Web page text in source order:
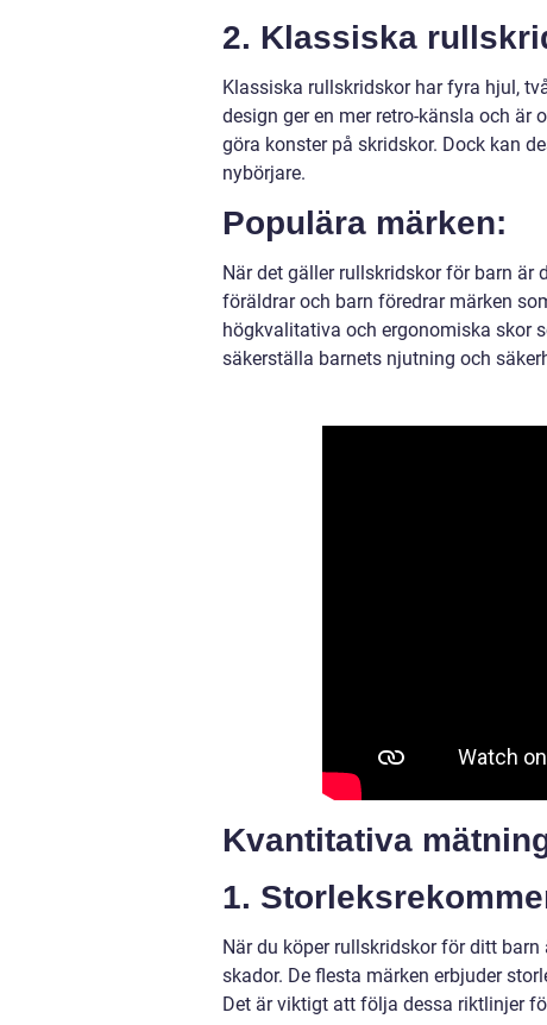
2. Klassiska
Klassiska rullskridskor har fyra hjul,
design ger en mer retro-känsla och är
göra konster på skridskor. Dock kan
nybörjare.
Populära märken:
När det gäller rullskridskor för barn
föräldrar och barn föredrar märken
högkvalitativa och ergonomiska skor
säkerställa barnets njutning och
Kvantitativa
1.
När du köper rullskridskor för ditt
skador. De flesta märken erbjuder
Det är viktigt att följa dessa riktlinjer